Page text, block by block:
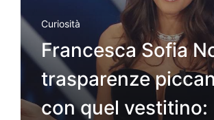
Curiosità
Francesca Sofia
trasparenze
con quel vestitino: